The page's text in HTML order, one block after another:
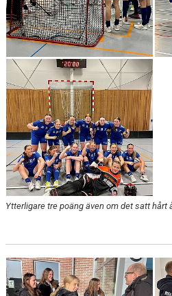
Ytterligare tre poäng även om det satt